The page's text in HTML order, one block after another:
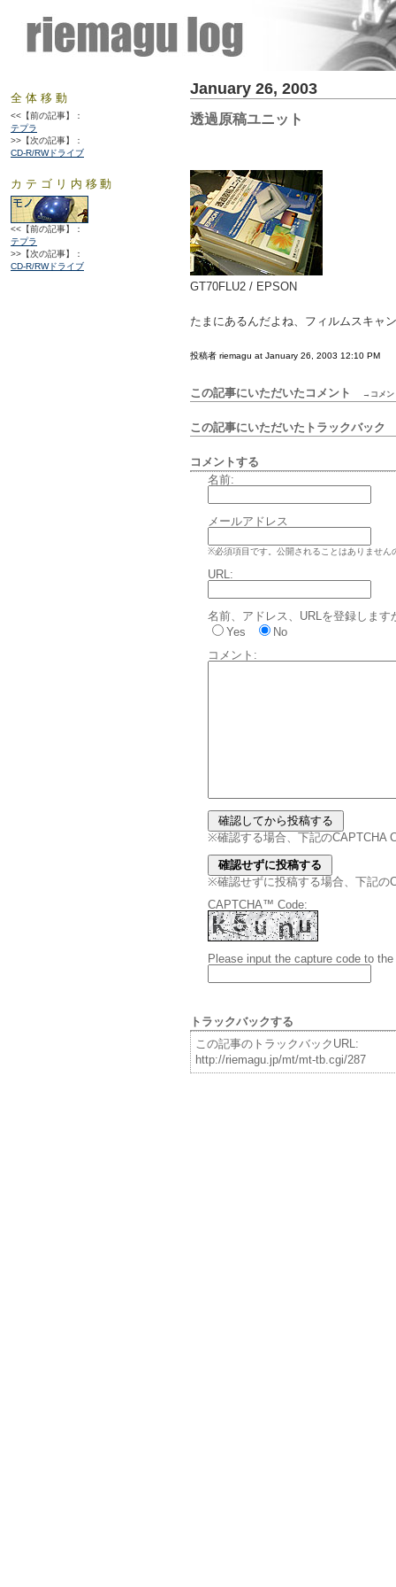
January 26, 2003
透過原稿ユニット
GT70FLU2 / EPSON
たまにあるんだよね、フィルムスキャ
投稿者 riemagu at January 26, 2003 12:10 PM
この記事にいただいたコメント →コメン
この記事にいただいたトラックバック
コメントする
名前:
メールアドレス
※必須項目です。公開されることはありません
URL:
名前、アドレス、URLを登録します
Yes
No
コメント:
※確認する場合、下記のCAPTCHA
※確認せずに投稿する場合、下記の
CAPTCHA™ Code:
Please input the capture code to
トラックバックする
この記事のトラックバックURL:
http://riemagu.jp/mt/mt-tb.cgi/287
全体移動
<<【前の記事】：
テプラ
>>【次の記事】：
CD-R/RWドライブ
カテゴリ内移動
<<【前の記事】：
テプラ
>>【次の記事】：
CD-R/RWドライブ